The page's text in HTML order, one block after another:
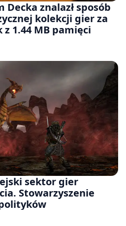
znalazł sposób
kolekcji gier za
1.44 MB pamięci
sektor gier
Stowarzyszenie